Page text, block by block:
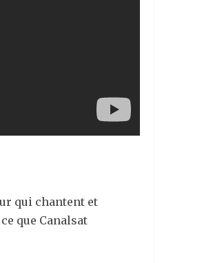
qui chantent et
que Canalsat